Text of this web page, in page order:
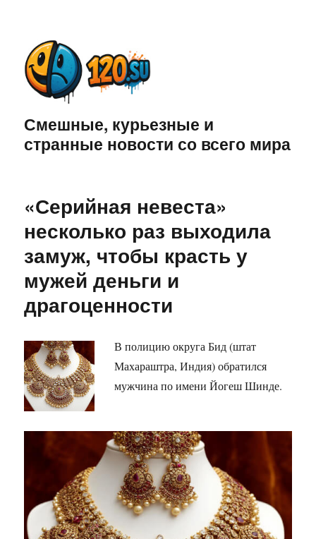
Смешные, курьезные и
странные новости со всего мира
«Серийная невеста»
несколько раз выходила
замуж, чтобы красть у
мужей деньги и
драгоценности
В полицию округа Бид (штат
Махараштра, Индия) обратился
мужчина по имени Йогеш Шинде.